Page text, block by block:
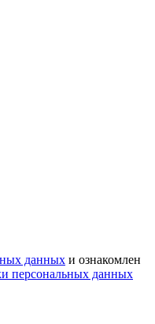
данных и ознакомлен
персональных данных